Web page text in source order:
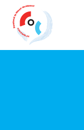
Thema's